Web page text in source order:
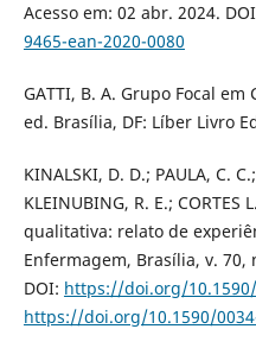
Acesso em: 02 abr. 2024.
9465-ean-2020-0080
GATTI, B. A. Grupo Focal
ed. Brasília, DF: Líber Livro
KINALSKI, D. D.; PAULA, C.
KLEINUBING, R. E.;
qualitativa: relato de
Enfermagem, Brasília, v. 70,
DOI: https://doi.org/10.1590/
https://doi.org/10.1590/